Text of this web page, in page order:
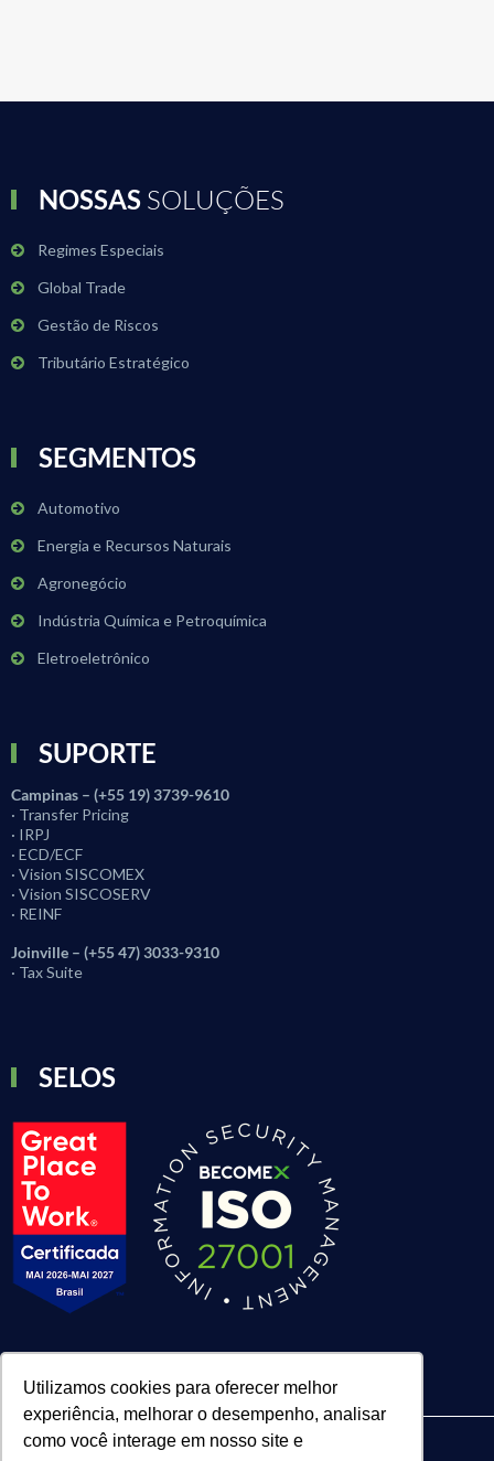
Utilizamos cookies para oferecer melhor
experiência, melhorar o desempenho, analisar
como você interage em nosso site e
NOSSAS SOLUÇÕES
Regimes Especiais
Global Trade
Gestão de Riscos
Tributário Estratégico
SEGMENTOS
Automotivo
Energia e Recursos Naturais
Agronegócio
Indústria Química e Petroquímica
Eletroeletrônico
SUPORTE
Campinas – (+55 19) 3739-9610
· Transfer Pricing
· IRPJ
· ECD/ECF
· Vision SISCOMEX
· Vision SISCOSERV
· REINF
Joinville – (+55 47) 3033-9310
· Tax Suite
SELOS